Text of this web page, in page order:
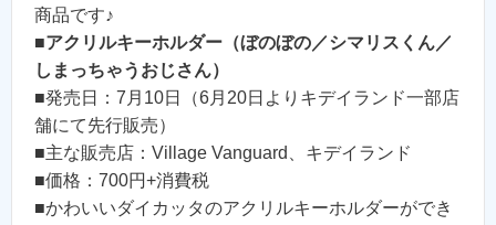
商品です♪
■アクリルキーホルダー（ぼのぼの／シマリスくん／
しまっちゃうおじさん）
■発売日：7月10日（6月20日よりキデイランド一部店
舗にて先行販売）
■主な販売店：Village Vanguard、キデイランド
■価格：700円+消費税
■かわいいダイカッタのアクリルキーホルダーができ